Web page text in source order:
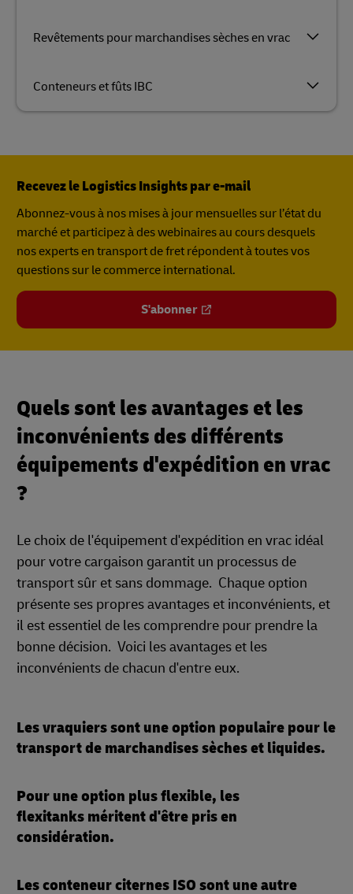
Revêtements pour marchandises sèches en vrac
Conteneurs et fûts IBC
Recevez le Logistics Insights par e-mail
Abonnez-vous à nos mises à jour mensuelles sur l’état du
marché et participez à des webinaires au cours desquels
nos experts en transport de fret répondent à toutes vos
questions sur le commerce international.
S'abonner
Quels sont les avantages et les
inconvénients des différents
équipements d'expédition en vrac
?
Le choix de l'équipement d'expédition en vrac idéal
pour votre cargaison garantit un processus de
transport sûr et sans dommage. Chaque option
présente ses propres avantages et inconvénients, et
il est essentiel de les comprendre pour prendre la
bonne décision. Voici les avantages et les
inconvénients de chacun d'entre eux.
Les vraquiers sont une option populaire pour le
transport de marchandises sèches et liquides.
Pour une option plus flexible, les
flexitanks méritent d'être pris en
considération.
Les conteneur citernes ISO sont une autre